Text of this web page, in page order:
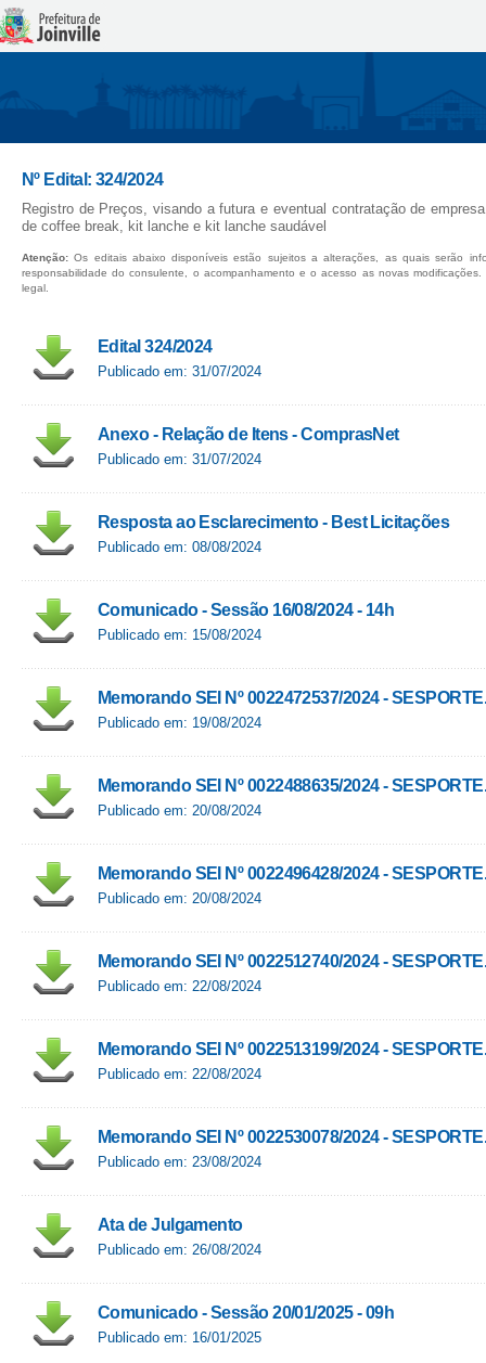
Nº Edital: 324/2024
Registro de Preços, visando a futura e eventual contratação de
de coffee break, kit lanche e kit lanche saudável
Atenção: Os editais abaixo disponíveis estão sujeitos a alterações, as quais serão
responsabilidade do consulente, o acompanhamento e o acesso as novas
legal.
Edital 324/2024
Publicado em: 31/07/2024
Anexo - Relação de Itens - ComprasNet
Publicado em: 31/07/2024
Resposta ao Esclarecimento - Best Licitações
Publicado em: 08/08/2024
Comunicado - Sessão 16/08/2024 - 14h
Publicado em: 15/08/2024
Memorando SEI Nº 0022472537/2024 -
Publicado em: 19/08/2024
Memorando SEI Nº 0022488635/2024 -
Publicado em: 20/08/2024
Memorando SEI Nº 0022496428/2024 -
Publicado em: 20/08/2024
Memorando SEI Nº 0022512740/2024 -
Publicado em: 22/08/2024
Memorando SEI Nº 0022513199/2024 -
Publicado em: 22/08/2024
Memorando SEI Nº 0022530078/2024 -
Publicado em: 23/08/2024
Ata de Julgamento
Publicado em: 26/08/2024
Comunicado - Sessão 20/01/2025 - 09h
Publicado em: 16/01/2025